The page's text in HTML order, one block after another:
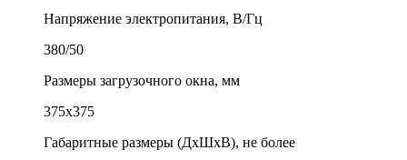
Напряжение электропитания, В/Гц
380/50
Размеры загрузочного окна, мм
375х375
Габаритные размеры (ДхШхВ), не более